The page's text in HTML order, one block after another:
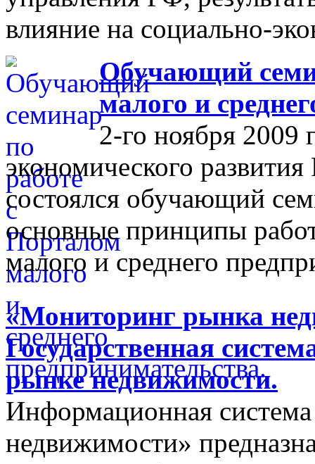
влияние на социально-
Обучающий
малого и
2-го ноября 2009
экономического
состоялся обучающий
основные принципы
малого и среднего
«Мониторинг рынка
Государственная
рынке недвижимости.
Информационная
недвижимости»